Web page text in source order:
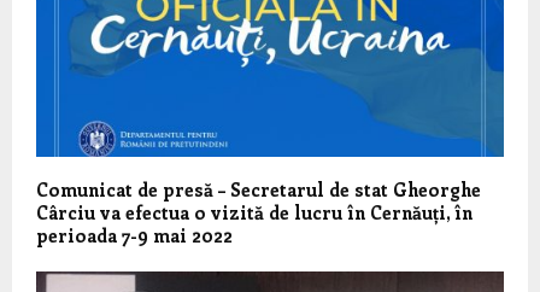
Comunicat de presă – Secretarul de stat Gheorghe
Cârciu va efectua o vizită de lucru în Cernăuți, în
perioada 7-9 mai 2022